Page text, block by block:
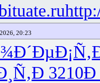
20:23
3210Ð